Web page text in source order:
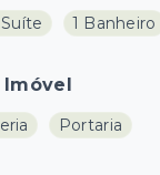
1 Banheiro
Portaria